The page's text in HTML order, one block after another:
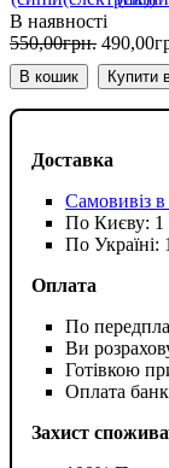
Доставка
Самовивіз в
По Києву: 1
По Україні:
Оплата
По
Ви
Готівкою
Оплата
Захист
В наявності
550,00грн. 490,00
В кошик Купити